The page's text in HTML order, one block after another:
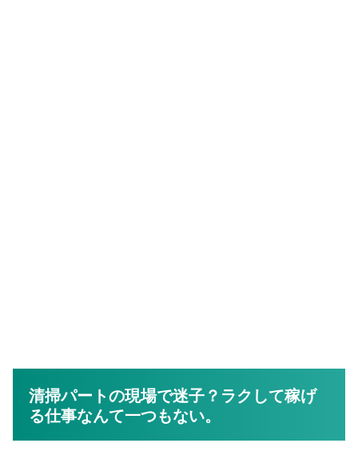
清掃パートの現場で迷子？ラクして稼げ
る仕事なんて一つもない。